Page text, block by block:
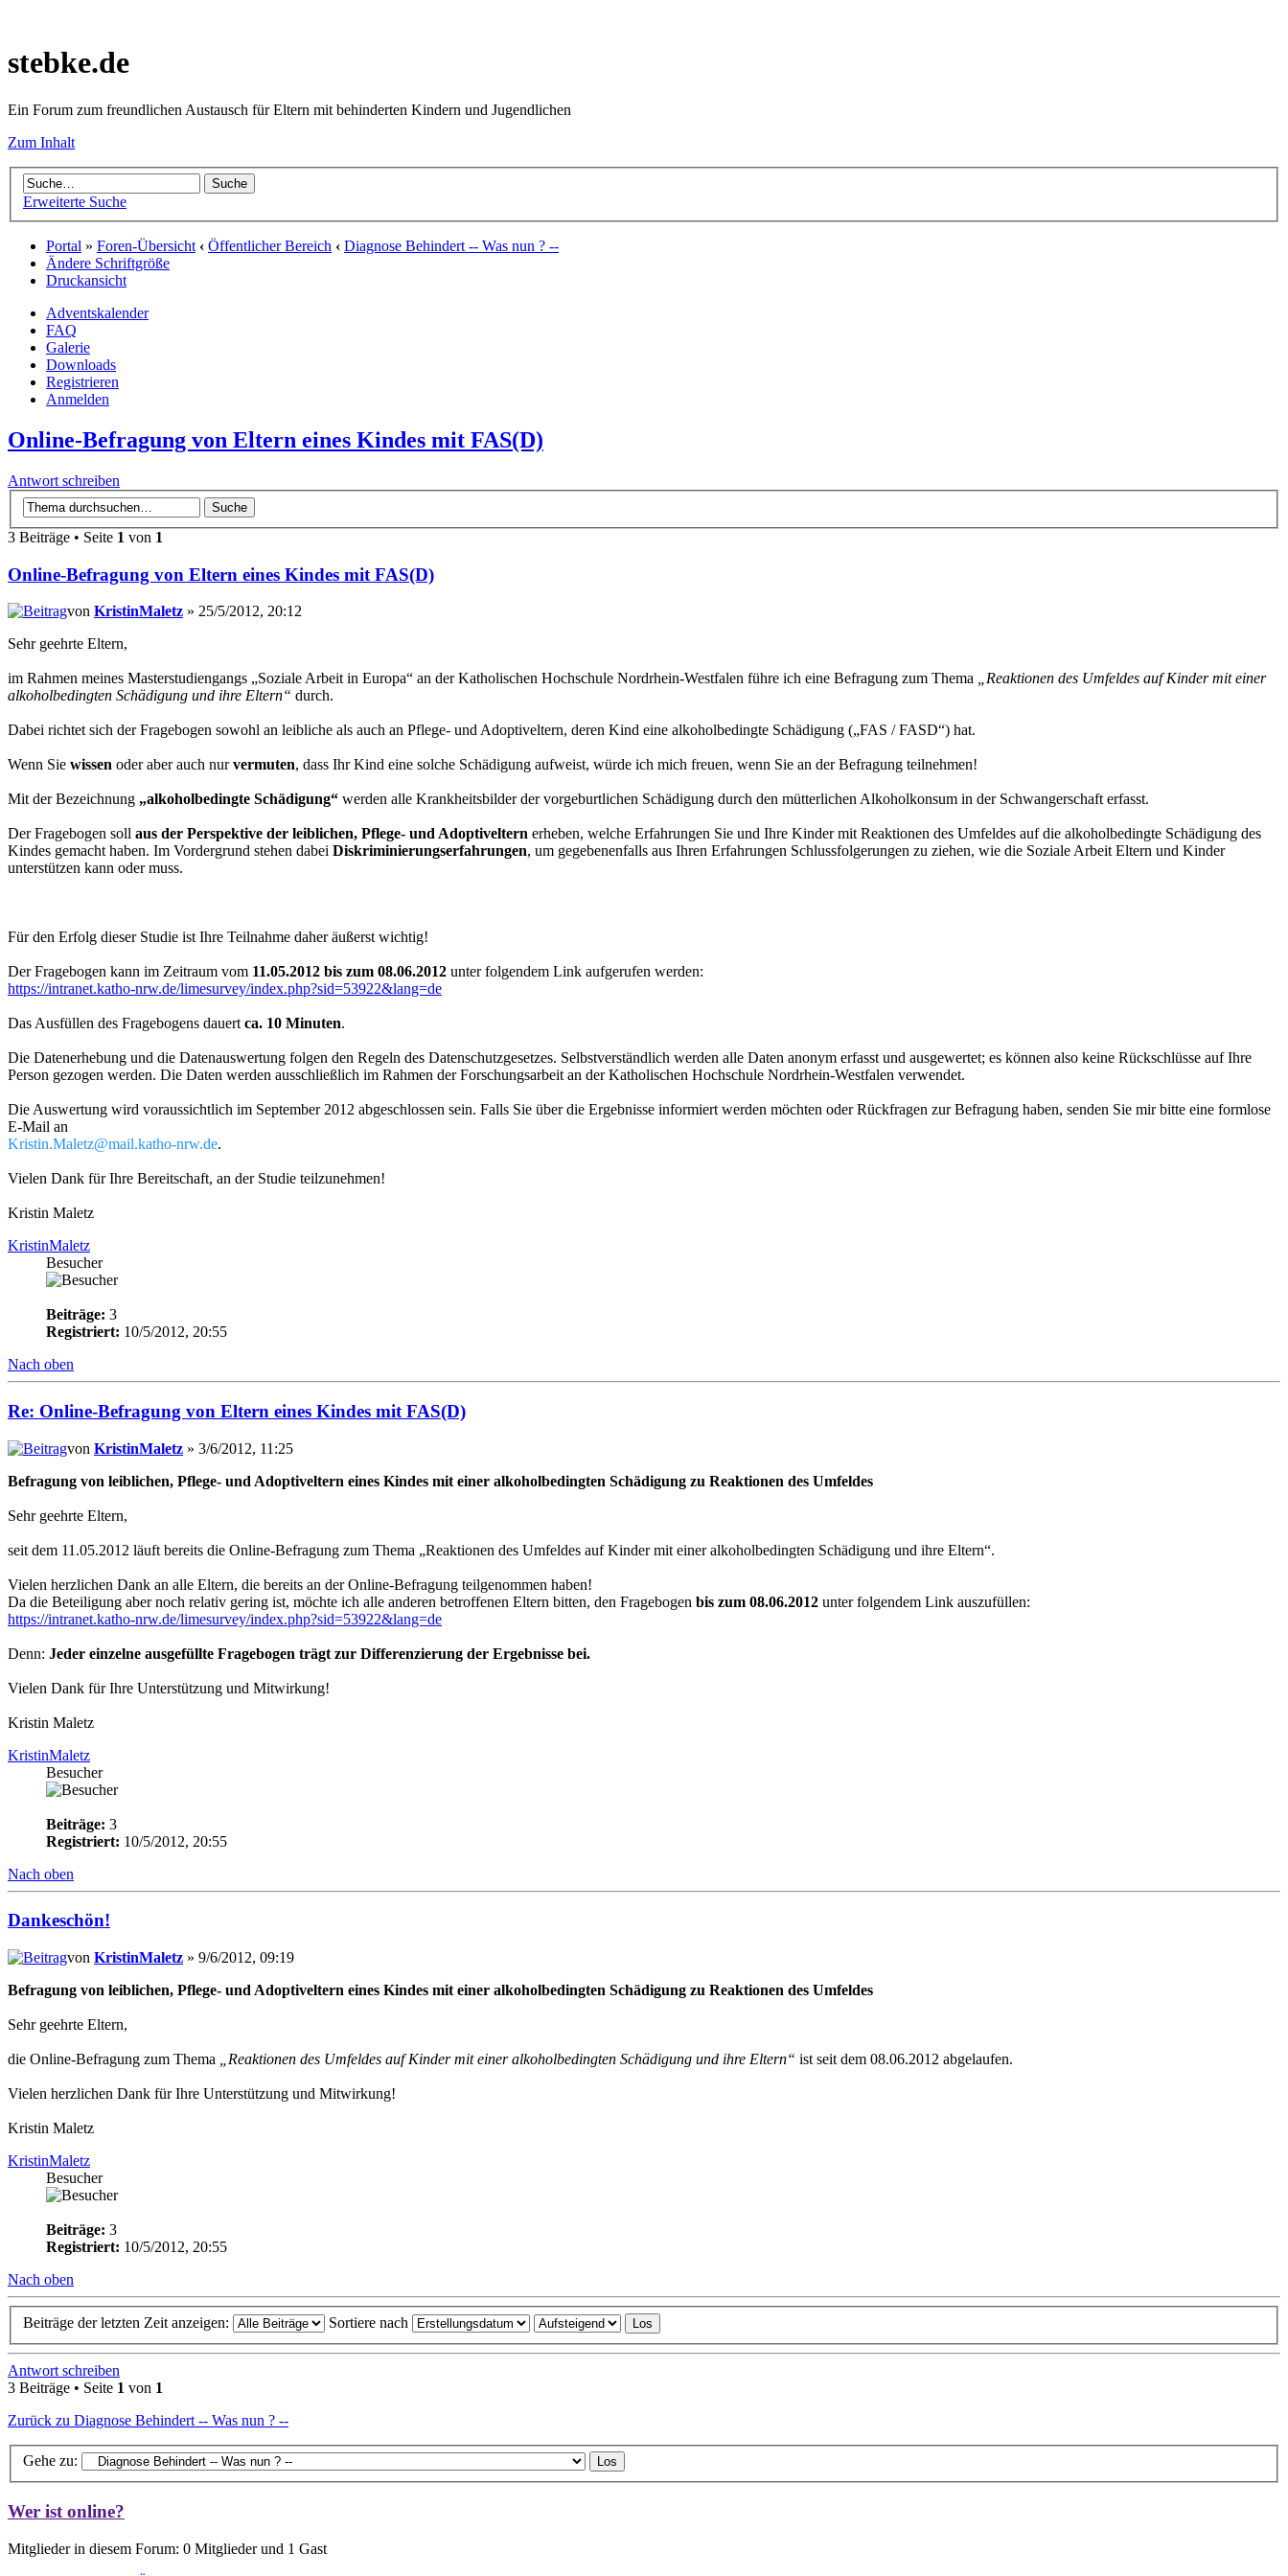
stebke.de
Ein Forum zum freundlichen Austausch für Eltern mit behinderten Kindern und Jugendlichen
Zum Inhalt
Erweiterte Suche
Portal » Foren-Übersicht ‹ Öffentlicher Bereich ‹ Diagnose Behindert -- Was nun ? --
Ändere Schriftgröße
Druckansicht
Adventskalender
FAQ
Galerie
Downloads
Registrieren
Anmelden
Online-Befragung von Eltern eines Kindes mit FAS(D)
Antwort schreiben
3 Beiträge • Seite 1 von 1
Online-Befragung von Eltern eines Kindes mit FAS(D)
von KristinMaletz » 25/5/2012, 20:12
Sehr geehrte Eltern,
im Rahmen meines Masterstudiengangs „Soziale Arbeit in Europa“ an der Katholischen Hochschule Nordrhein-Westfalen führe ich eine Befragung zum Thema
„Reaktionen des Umfeldes auf Kinder mit einer
alkoholbedingten Schädigung und ihre Eltern“ durch.
Dabei richtet sich der Fragebogen sowohl an leibliche als auch an Pflege- und Adoptiveltern, deren Kind eine alkoholbedingte Schädigung („FAS / FASD“) hat.
Wenn Sie wissen oder aber auch nurvermuten, dass Ihr Kind eine solche Schädigung aufweist, würde ich mich freuen, wenn Sie an der Befragung teilnehmen!
Mit der Bezeichnung „alkoholbedingte Schädigung“ werden alle Krankheitsbilder der vorgeburtlichen Schädigung durch den mütterlichen Alkoholkonsum in der Schwangerschaft erfasst.
Der Fragebogen soll aus der Perspektive der leiblichen, Pflege- und Adoptiveltern erheben, welche Erfahrungen Sie und Ihre Kinder mit Reaktionen des Umfeldes auf die alkoholbedingte Schädigung des
Kindes gemacht haben. Im Vordergrund stehen dabei Diskriminierungserfahrungen, um gegebenenfalls aus Ihren Erfahrungen Schlussfolgerungen zu ziehen, wie die Soziale Arbeit Eltern und Kinder
unterstützen kann oder muss.
Für den Erfolg dieser Studie ist Ihre Teilnahme daher äußerst wichtig!
Der Fragebogen kann im Zeitraum vom 11.05.2012 bis zum 08.06.2012 unter folgendem Link aufgerufen werden:
https://intranet.katho-nrw.de/limesurvey/index.php?sid=53922&lang=de
Das Ausfüllen des Fragebogens dauert ca. 10 Minuten.
Die Datenerhebung und die Datenauswertung folgen den Regeln des Datenschutzgesetzes. Selbstverständlich werden alle Daten anonym erfasst und ausgewertet; es können also keine Rückschlüsse auf Ihre
Person gezogen werden. Die Daten werden ausschließlich im Rahmen der Forschungsarbeit an der Katholischen Hochschule Nordrhein-Westfalen verwendet.
Die Auswertung wird voraussichtlich im September 2012 abgeschlossen sein. Falls Sie über die Ergebnisse informiert werden möchten oder Rückfragen zur Befragung haben, senden Sie mir bitte eine formlose
E-Mail an
Kristin.Maletz@mail.katho-nrw.de.
Vielen Dank für Ihre Bereitschaft, an der Studie teilzunehmen!
Kristin Maletz
KristinMaletz
Besucher
Beiträge: 3
Registriert: 10/5/2012, 20:55
Nach oben
Re: Online-Befragung von Eltern eines Kindes mit FAS(D)
von KristinMaletz » 3/6/2012, 11:25
Befragung von leiblichen, Pflege- und Adoptiveltern eines Kindes mit einer alkoholbedingten Schädigung zu Reaktionen des Umfeldes
Sehr geehrte Eltern,
seit dem 11.05.2012 läuft bereits die Online-Befragung zum Thema „Reaktionen des Umfeldes auf Kinder mit einer alkoholbedingten Schädigung und ihre Eltern“.
Vielen herzlichen Dank an alle Eltern, die bereits an der Online-Befragung teilgenommen haben!
Da die Beteiligung aber noch relativ gering ist, möchte ich alle anderen betroffenen Eltern bitten, den Fragebogen bis zum 08.06.2012 unter folgendem Link auszufüllen:
https://intranet.katho-nrw.de/limesurvey/index.php?sid=53922&lang=de
Denn: Jeder einzelne ausgefüllte Fragebogen trägt zur Differenzierung der Ergebnisse bei.
Vielen Dank für Ihre Unterstützung und Mitwirkung!
Kristin Maletz
KristinMaletz
Besucher
Beiträge: 3
Registriert: 10/5/2012, 20:55
Nach oben
Dankeschön!
von KristinMaletz » 9/6/2012, 09:19
Befragung von leiblichen, Pflege- und Adoptiveltern eines Kindes mit einer alkoholbedingten Schädigung zu Reaktionen des Umfeldes
Sehr geehrte Eltern,
die Online-Befragung zum Thema „Reaktionen des Umfeldes auf Kinder mit einer alkoholbedingten Schädigung und ihre Eltern“ ist seit dem 08.06.2012 abgelaufen.
Vielen herzlichen Dank für Ihre Unterstützung und Mitwirkung!
Kristin Maletz
KristinMaletz
Besucher
Beiträge: 3
Registriert: 10/5/2012, 20:55
Nach oben
Beiträge der letzten Zeit anzeigen: Sortiere nach
Antwort schreiben
3 Beiträge • Seite 1 von 1
Zurück zu Diagnose Behindert -- Was nun ? --
Gehe zu:
Wer ist online?
Mitglieder in diesem Forum: 0 Mitglieder und 1 Gast